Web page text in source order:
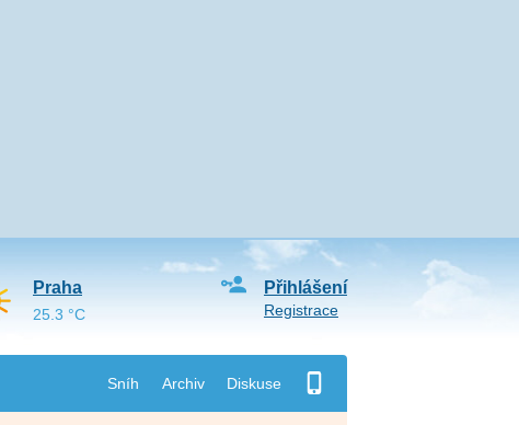
Sníh Archiv Diskuse
Přihlášení
Registrace
Praha
25.3 °C